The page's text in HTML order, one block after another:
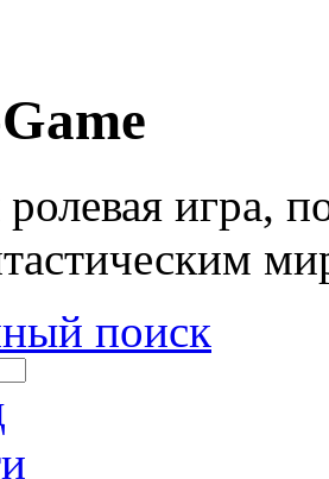
ролевая игра,
поиск